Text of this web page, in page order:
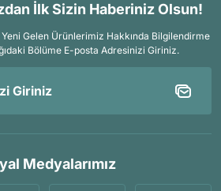
İlk Sizin Haberiniz Olsun!
Gelen Ürünlerimiz Hakkında Bilgilendirme
Bölüme E-posta Adresinizi Giriniz.
Medyalarımız